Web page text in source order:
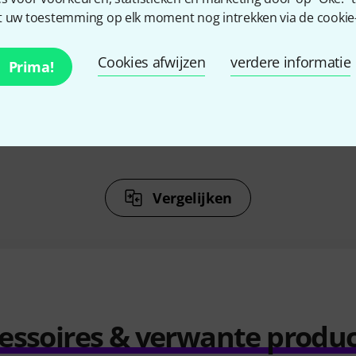
uw toestemming op elk moment nog intrekken via de
Prima! Cookies afwijzen verdere informatie
Case
8%
KOCHTEN
Flyht Pro Gorilla Soft Case
Flyht
Vergelijken
& verwante